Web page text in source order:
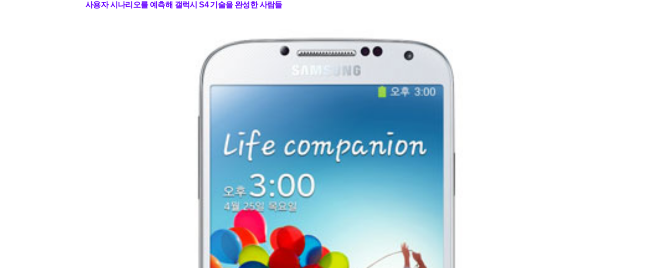
사용자 시나리오를 예측해 갤럭시 S4 기술을 완성한 사람들